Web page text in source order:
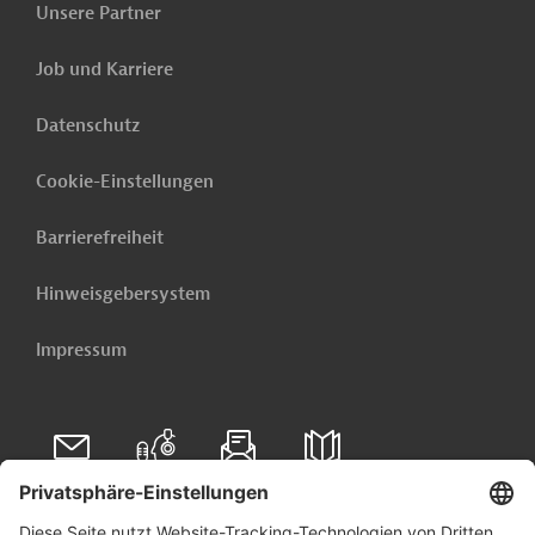
Unsere Partner
Job und Karriere
Datenschutz
Cookie-Einstellungen
Barrierefreiheit
Hinweisgebersystem
Impressum